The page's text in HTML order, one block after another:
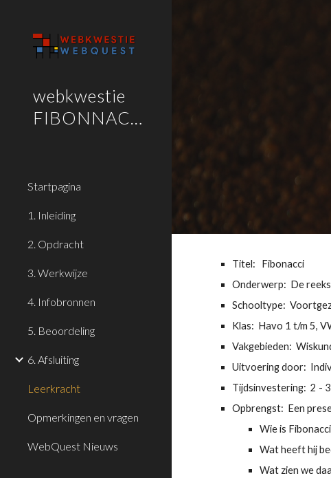
Skip
webkwestie
FIBONNACCI
Startpagina
1. Inleiding
2. Opdracht
3. Werkwijze
4. Infobronnen
5. Beoordeling
6. Afsluiting
Leerkracht
Opmerkingen en vragen
WebQuest Nieuws
Titel:   Fibonacci
Onderwerp:  De
Schooltype:
Klas:  Havo 1 t/m 5,
Vakgebieden:
Uitvoering door:
Tijdsinvestering:  2 -
Opbrengst:  Een
Wie is Fibonacci
Wat heeft hij
Wat zien we